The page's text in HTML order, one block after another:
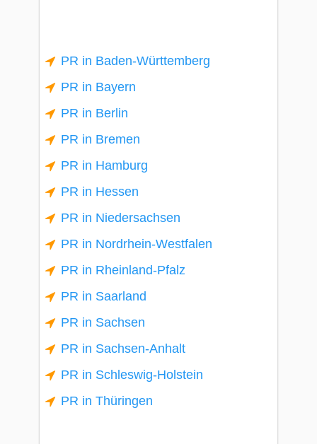
PR in Baden-Württemberg
PR in Bayern
PR in Berlin
PR in Bremen
PR in Hamburg
PR in Hessen
PR in Niedersachsen
PR in Nordrhein-Westfalen
PR in Rheinland-Pfalz
PR in Saarland
PR in Sachsen
PR in Sachsen-Anhalt
PR in Schleswig-Holstein
PR in Thüringen